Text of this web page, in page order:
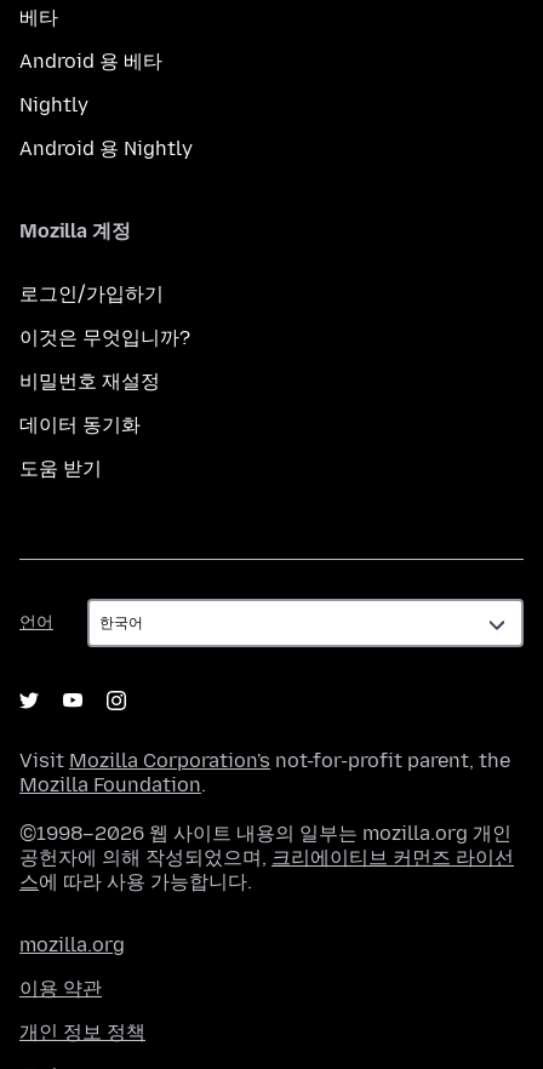
베타
Android 용 베타
Nightly
Android 용 Nightly
Mozilla 계정
로그인/가입하기
이것은 무엇입니까?
비밀번호 재설정
데이터 동기화
도움 받기
언어
언
어
Visit Mozilla Corporation's not-for-profit parent, the
Mozilla Foundation.
©1998–2026 웹 사이트 내용의 일부는 mozilla.org 개인
공헌자에 의해 작성되었으며, 크리에이티브 커먼즈 라이선
스에 따라 사용 가능합니다.
mozilla.org
이용 약관
개인 정보 정책